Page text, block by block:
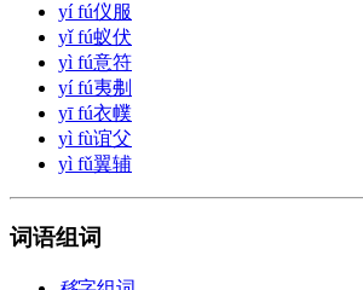
yí fú仪服
yǐ fú蚁伏
yì fú意符
yí fú夷刜
yī fú衣幞
yì fù谊父
yì fǔ翼辅
词语组词